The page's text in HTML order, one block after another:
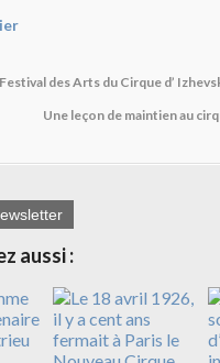
Festival des Arts du Cirque d’
Une leçon de maintien au
aussi :